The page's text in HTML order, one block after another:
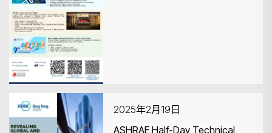
2025年2月19日
ASHRAE Half-Day Technical